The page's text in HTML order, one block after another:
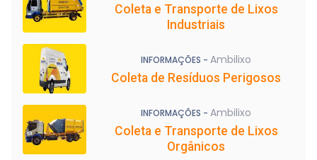
Coleta e Transporte de Lixos
Industriais
INFORMAÇÕES - Ambilixo
Coleta de Resíduos Perigosos
INFORMAÇÕES - Ambilixo
Coleta e Transporte de Lixos
Orgânicos